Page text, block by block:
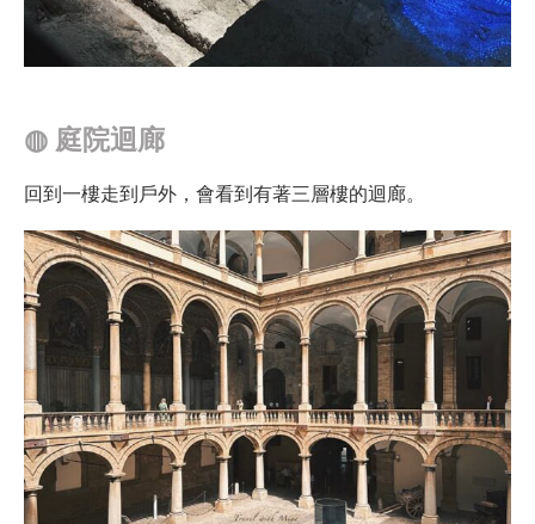
◍ 庭院迴廊
回到一樓走到戶外，會看到有著三層樓的迴廊。